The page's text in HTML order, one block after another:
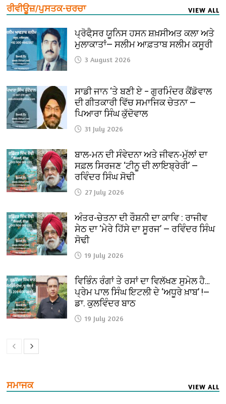
ਰੀਵੀਊਜ਼/ਪੁਸਤਕ-ਚਰਚਾ VIEW ALL
ਪ੍ਰੋਫੈ਼ਸਰ ਯੂਨਿਸ ਹਸਨ ਸ਼ਖ਼ਸੀਅਤ ਕਲਾ ਅਤੇ
ਮੁਲਾਕਾਤਾਂ— ਸਲੀਮ ਆਫ਼ਤਾਬ ਸਲੀਮ ਕਸੂਰੀ
3 August 2026
ਸਾਡੀ ਜਾਨ ‘ਤੇ ਬਣੀ ਏ – ਗੁਰਮਿੰਦਰ ਕੈਂਡੋਵਾਲ
ਦੀ ਗੀਤਕਾਰੀ ਵਿੱਚ ਸਮਾਜਿਕ ਚੇਤਨਾ —
ਪਿਆਰਾ ਸਿੰਘ ਕੁੱਦੋਵਾਲ
31 July 2026
ਬਾਲ-ਮਨ ਦੀ ਸੰਵੇਦਨਾ ਅਤੇ ਜੀਵਨ-ਮੁੱਲਾਂ ਦਾ
ਸਫ਼ਲ ਸਿਰਜਣ ‘ਟੀਨੂ ਦੀ ਲਾਇਬ੍ਰੇਰੀ’ —
ਰਵਿੰਦਰ ਸਿੰਘ ਸੋਢੀ
27 July 2026
ਅੰਤਰ-ਚੇਤਨਾ ਦੀ ਰੌਸ਼ਨੀ ਦਾ ਕਾਵਿ : ਰਾਜੀਵ
ਸੇਠ ਦਾ ‘ਮੇਰੇ ਹਿੱਸੇ ਦਾ ਸੂਰਜ’ — ਰਵਿੰਦਰ ਸਿੰਘ
ਸੋਢੀ
19 July 2026
ਵਿਭਿੰਨ ਰੰਗਾਂ ਤੇ ਰਸਾਂ ਦਾ ਵਿਲੱਖਣ ਸੁਮੇਲ ਹੈ…
ਪ੍ਰੇਮ ਪਾਲ ਸਿੰਘ ਇਟਲੀ ਦੇ ‘ਅਧੂਰੇ ਖ਼ਾਬ’ !—
ਡਾ. ਕੁਲਵਿੰਦਰ ਬਾਠ
19 July 2026
ਸਮਾਜਕ VIEW ALL